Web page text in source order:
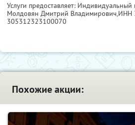
Услуги предоставляет:
Молдовян Дмитрий Владимирович,ИНН
305312323100070
Похожие акции: